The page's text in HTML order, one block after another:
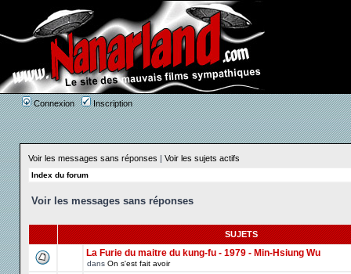
Connexion Inscription
Voir les messages sans réponses | Voir les sujets actifs
Index du forum
Voir les messages sans réponses
SUJETS
La Furie du maitre du kung-fu - 1979 - Min-Hsiung Wu
dans On s'est fait avoir